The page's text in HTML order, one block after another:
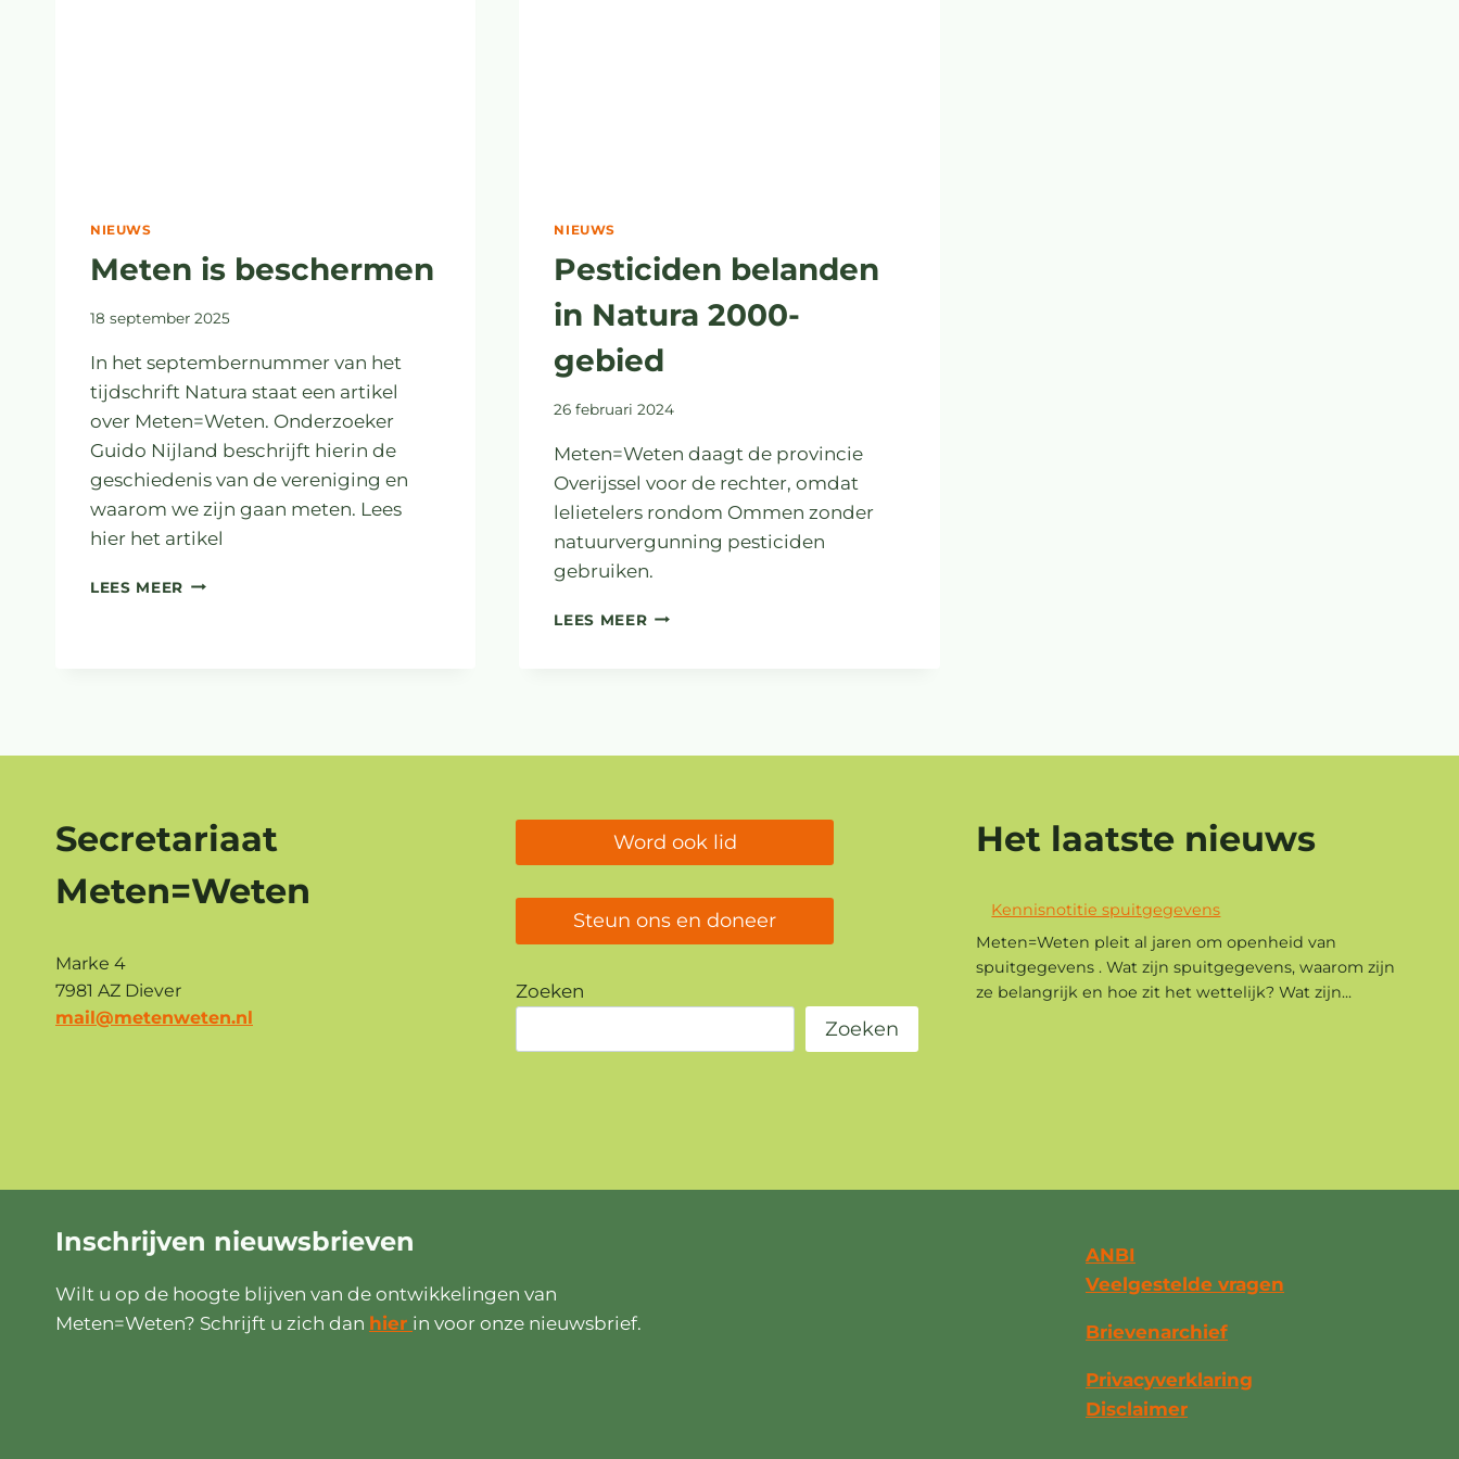
NIEUWS
Meten is beschermen
18 september 2025
In het septembernummer van het
tijdschrift Natura staat een artikel
over Meten=Weten. Onderzoeker
Guido Nijland beschrijft hierin de
geschiedenis van de vereniging en
waarom we zijn gaan meten. Lees
hier het artikel
LEES MEER METEN
NIEUWS
Pesticiden belanden
in Natura 2000-
gebied
26 februari 2024
Meten=Weten daagt de provincie
Overijssel voor de rechter, omdat
lelietelers rondom Ommen zonder
natuurvergunning pesticiden
gebruiken.
LEES MEERPESTICIDEN
Secretariaat
Meten=Weten
Marke 4
7981 AZ Diever
mail@metenweten.nl
Word ook lid
Steun ons en doneer
Zoeken
Zoeken
Het laatste nieuws
Kennisnotitie spuitgegevens
Meten=Weten pleit al jaren om openheid van
spuitgegevens . Wat zijn spuitgegevens, waarom zijn
ze belangrijk en hoe zit het wettelijk? Wat zijn...
Inschrijven nieuwsbrieven
Wilt u op de hoogte blijven van de ontwikkelingen van
Meten=Weten? Schrijft u zich dan hier in voor onze nieuwsbrief.
ANBI
Veelgestelde vragen
Brievenarchief
Privacyverklaring
Disclaimer